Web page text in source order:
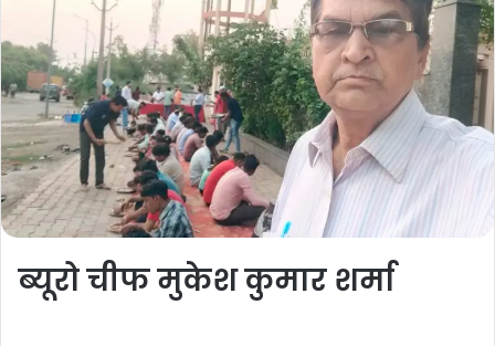
ब्यूरो चीफ मुकेश कुमार शर्मा